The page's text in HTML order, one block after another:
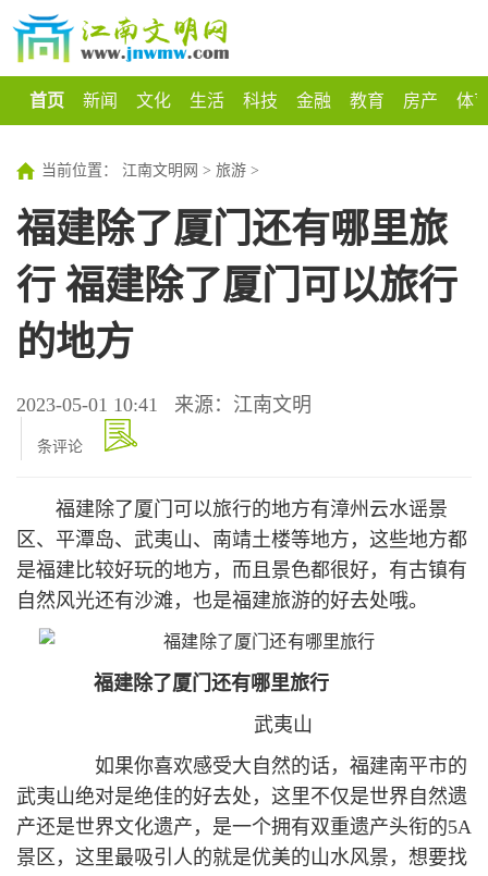
首页 新闻 文化 生活 科技 金融 教育 房产 体
当前位置： 江南文明网 > 旅游 >
福建除了厦门还有哪里旅
行 福建除了厦门可以旅行
的地方
2023-05-01 10:41 来源：江南文明
条评论
福建除了厦门可以旅行的地方有漳州云水谣景
区、平潭岛、武夷山、南靖土楼等地方，这些地方都
是福建比较好玩的地方，而且景色都很好，有古镇有
自然风光还有沙滩，也是福建旅游的好去处哦。
福建除了厦门还有哪里旅行
武夷山
如果你喜欢感受大自然的话，福建南平市的
武夷山绝对是绝佳的好去处，这里不仅是世界自然遗
产还是世界文化遗产，是一个拥有双重遗产头衔的5A
景区，这里最吸引人的就是优美的山水风景，想要找